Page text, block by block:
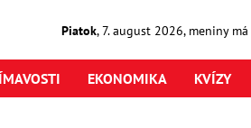
Piatok,7. august2026, meniny má
EKONOMIKA KVÍZY